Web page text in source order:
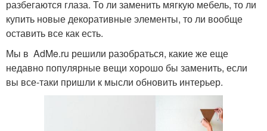
разбегаются глаза. То ли заменить мягкую мебель, то ли
купить новые декоративные элементы, то ли вообще
оставить все как есть.
Мы в AdMe.ru решили разобраться, какие же еще
недавно популярные вещи хорошо бы заменить, если
вы все-таки пришли к мысли обновить интерьер.